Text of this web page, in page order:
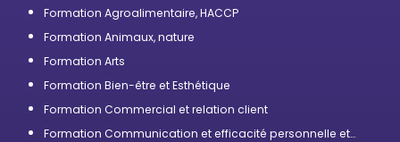
Formation Agroalimentaire, HACCP
Formation Animaux, nature
Formation Arts
Formation Bien-être et Esthétique
Formation Commercial et relation client
Formation Communication et efficacité personnelle et